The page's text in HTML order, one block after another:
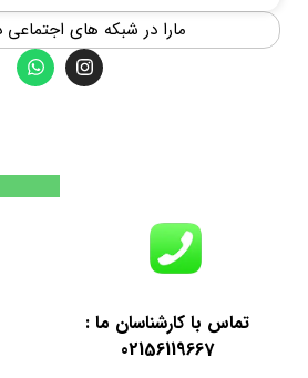
مارا در شبکه های اجتماعی
تماس با کارشناسان ما :
02156119667